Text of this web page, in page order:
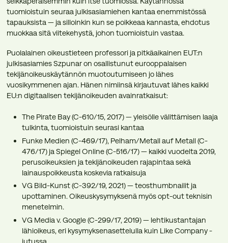
tuomioistuin seuraa julkisasiamiehen kantaa enemmistössä
tapauksista — ja silloinkin kun se poikkeaa kannasta, ehdotus
muokkaa sitä viitekehystä, johon tuomioistuin vastaa.
Puolalainen oikeustieteen professori ja pitkäaikainen EUT:n
julkisasiamies Szpunar on osallistunut eurooppalaisen
tekijänoikeuskäytännön muotoutumiseen jo lähes
vuosikymmenen ajan. Hänen nimiinsä kirjautuvat lähes kaikki
EU:n digitaalisen tekijänoikeuden avainratkaisut:
The Pirate Bay (C-610/15, 2017) — yleisölle välittämisen laaja
tulkinta, tuomioistuin seurasi kantaa
Funke Medien (C-469/17), Pelham/Metall auf Metall (C-
476/17) ja Spiegel Online (C-516/17) — kaikki vuodelta 2019,
perusoikeuksien ja tekijänoikeuden rajapintaa sekä
lainauspoikkeusta koskevia ratkaisuja
VG Bild-Kunst (C-392/19, 2021) — teosthumbnailit ja
upottaminen. Oikeuskysymyksenä myös opt-out teknisin
menetelmin.
VG Media v. Google (C-299/17, 2019) — lehtikustantajan
lähioikeus, eri kysymyksenasettelulla kuin Like Company -
jutussa